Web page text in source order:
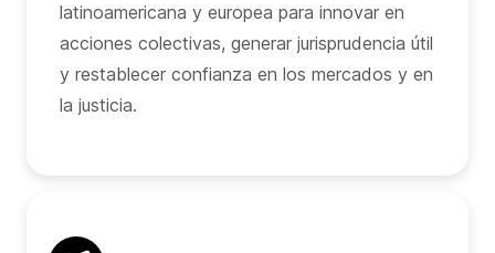
latinoamericana y europea para innovar en
acciones colectivas, generar jurisprudencia útil
y restablecer confianza en los mercados y en
la justicia.